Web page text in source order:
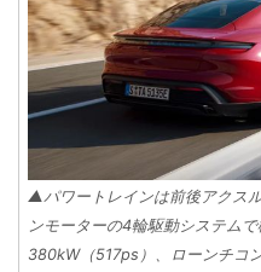
▲パワートレインは前後アクス
ンモーターの4輪駆動システム
380kW（517ps）、ローンチコ